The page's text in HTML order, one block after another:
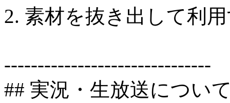
2. 素材を抜き出して利
-------------------------------
## 実況・生放送につい